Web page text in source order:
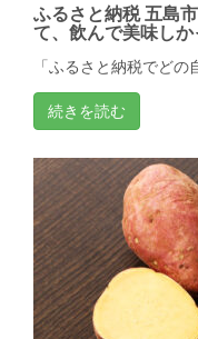
ふるさと納税 五島
て、飲んで美味し
「ふるさと納税でどの
続きを読む